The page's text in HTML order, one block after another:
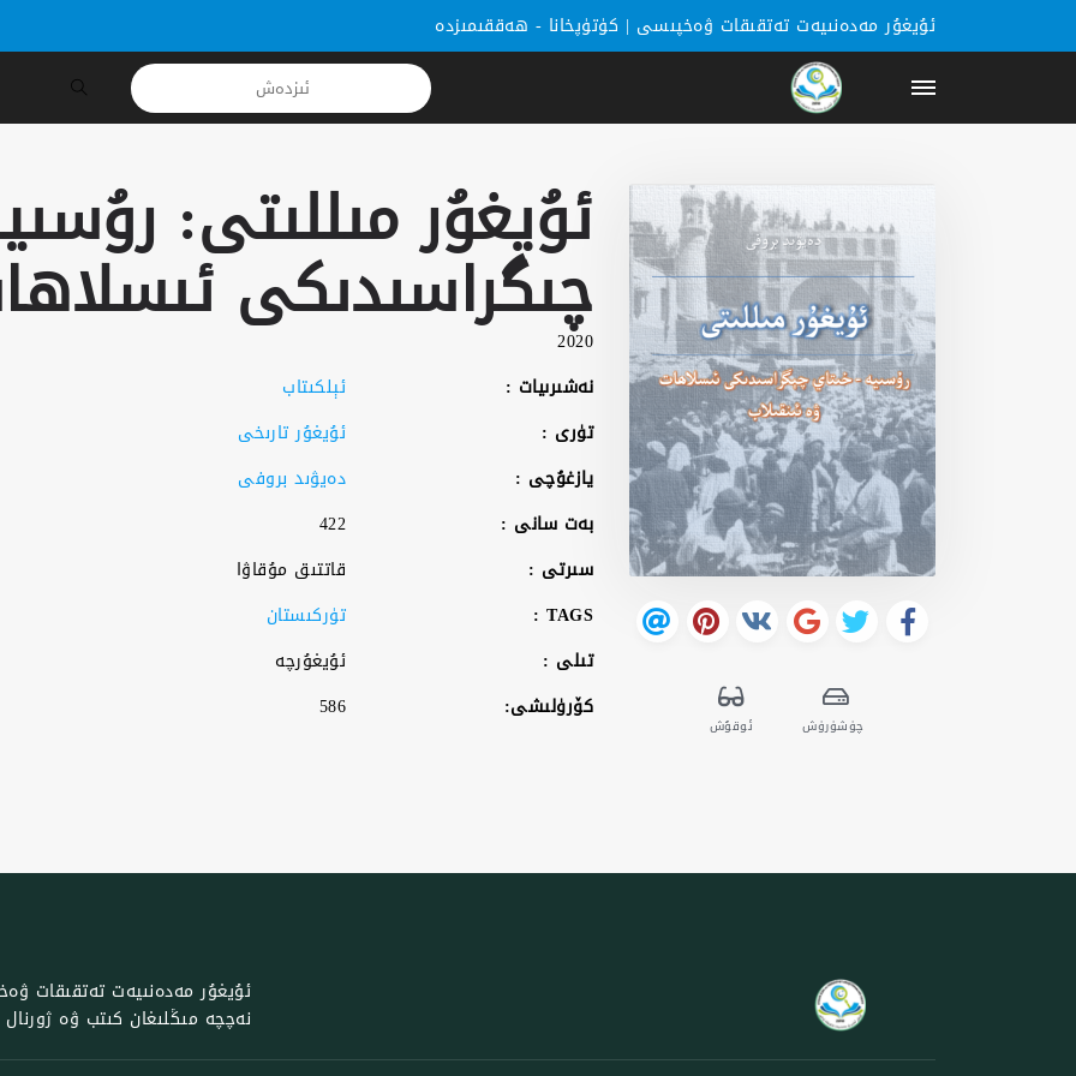
ئۇيغۇر مەدەنىيەت تەتقىقات ۋەخپىسى | كۈتۈپخانا - ھەققىمىزدە
كۈتۈپخانا
يازغۇچىلار
خەۋەرلەر
كاتېگورىيە
ھەققىمىزدە
چۈشۈرۈش ئوقۇش
ئۇيغۇر مىللىتى:
چىگراسىدىكى
2020
نەشىرىيات :
ئېلكىتاب
تۈرى :
ئۇيغۇر تارىخى
يازغۇچى :
دەيۋىد بروفى
بەت سانى :
422
سىرتى :
قاتتىق مۇقاۋا
TAGS :
تۈركىستان
تىلى :
ئۇيغۇرچە
كۆرۈلىشى:
586
ئۇيغۇر مەدەنىيەت تەتقىقات
نەچچە مىڭلىغان كىتب ۋە ژورنال